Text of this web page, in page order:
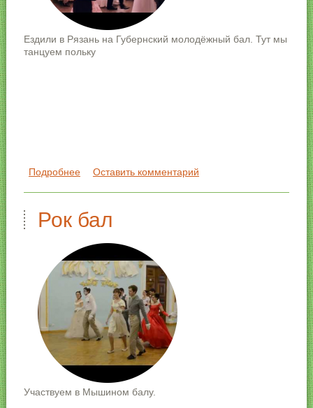
Ездили в Рязань на Губернский молодёжный бал. Тут мы
танцуем польку
Подробнеео VI Губернский молодёжный бал. Гусарская
Оставить комментарий
Рок бал
Участвуем в Мышином балу.